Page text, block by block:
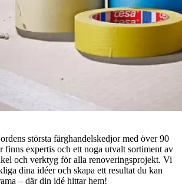
största färghandelskedjor med över 90
finns expertis och ett noga utvalt sortiment av
och verktyg för alla renoveringsprojekt. Vi
dina idéer och skapa ett resultat du kan
– där din idé hittar hem!